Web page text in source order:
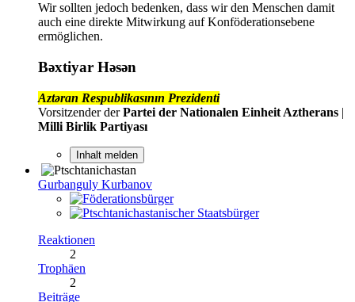
Wir sollten jedoch bedenken, dass wir den Menschen damit
auch eine direkte Mitwirkung auf Konföderationsebene
ermöglichen.
Bəxtiyar Həsən
Aztəran Respublikasının Prezidenti
Vorsitzender derPartei der Nationalen Einheit Aztherans |
Milli Birlik Partiyası
Inhalt melden
Gurbanguly Kurbanov
Reaktionen
2
Trophäen
2
Beiträge